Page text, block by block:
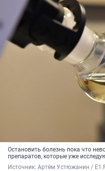
Остановить болезнь пока что
препаратов, которые уже
Источник: Артём Устюжанин /